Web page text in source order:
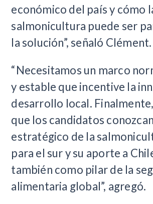
económico del país y cómo
salmonicultura puede ser
la solución”, señaló Clément.
“Necesitamos un marco
y estable que incentive la
desarrollo local.
que los candidatos
estratégico de la
para el sur y su aporte a
también como pilar de la
alimentaria global”, agregó.